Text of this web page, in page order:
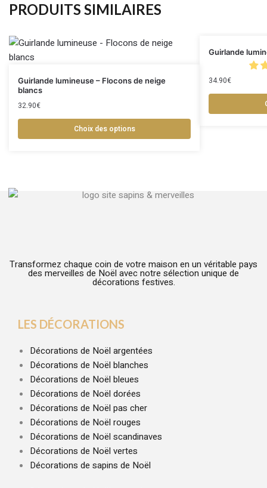
PRODUITS SIMILAIRES
Guirlande lumineuse – Flocons de neige
blancs
32.90€
Choix des options
Guirlande
34.90€
Transformez chaque coin de votre maison en un véritable pays
des merveilles de Noël avec notre sélection unique de
décorations festives.
LES DÉCORATIONS
Décorations de Noël argentées
Décorations de Noël blanches
Décorations de Noël bleues
Décorations de Noël dorées
Décorations de Noël pas cher
Décorations de Noël rouges
Décorations de Noël scandinaves
Décorations de Noël vertes
Décorations de sapins de Noël